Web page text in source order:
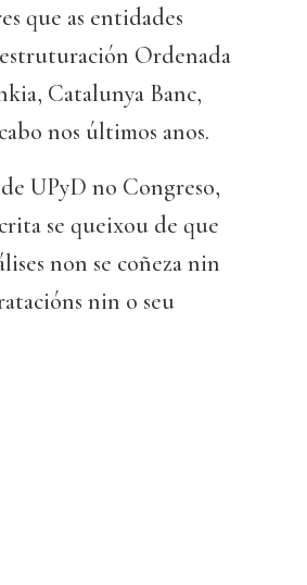
que as entidades
Ordenada
Catalunya Banc,
nos últimos anos.
UPyD no Congreso,
se queixou de que
non se coñeza nin
nin o seu